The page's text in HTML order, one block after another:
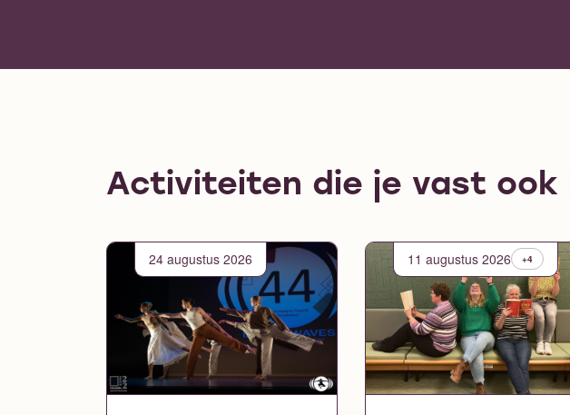
Activiteiten die je vast ook
24 augustus 2026 11 augustus 2026 +4